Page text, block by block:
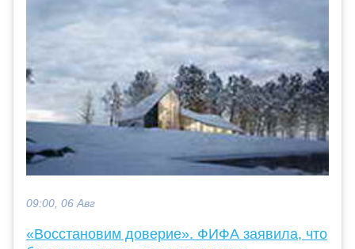
09:00, 06 Авг
«Восстановим доверие». ФИФА заявила, что